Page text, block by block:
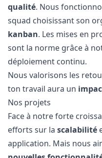
qualité. Nous
squad choisissant son
kanban. Les mises en
sont la norme grâce à
déploiement continu.
Nous valorisons les
ton travail aura un
Nos projets
Face à notre forte
efforts sur la scalabilité
application. Mais nous